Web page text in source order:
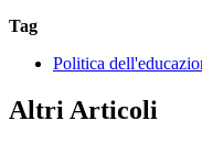
Tag
Politica
Altri Articoli